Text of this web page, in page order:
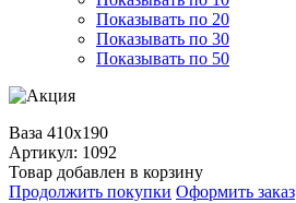
Показывать по 20
Показывать по 30
Показывать по 50
Ваза 410х190
Артикул: 1092
Товар добавлен в корзину
Продолжить покупки Оформить заказ